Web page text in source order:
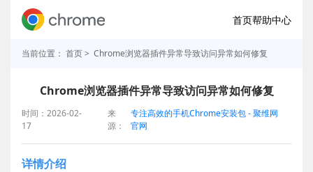
首页帮助中心
当前位置： 首页> Chrome浏览器插件异常导致访问异常如何修复
Chrome浏览器插件异常导致访问异常如何修复
时间：2026-02-
17
来
源：
专注高效的手机Chrome安装包 - 聚维网
官网
详情介绍